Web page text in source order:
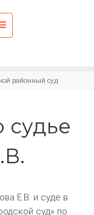
районный суд
Е.В. и суде в
суд» по